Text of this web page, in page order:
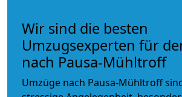
Wir sind die besten
Umzugsexperten für
nach Pausa-Mühltroff
Umzüge nach Pausa-Mühltroff